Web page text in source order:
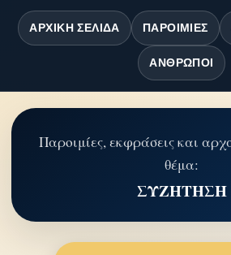
ΑΡΧΙΚΉ ΣΕΛΊΔΑ ΠΑΡΟΙΜΊΕΣ
ΆΝΘΡΩΠΟΙ
Παροιμίες, εκφράσεις και
θέμα:
ΣΥΖΗΤΗΣΗ